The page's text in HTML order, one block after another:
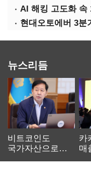
뉴스리듬
비트코인도
국가자산으로…'
카
매